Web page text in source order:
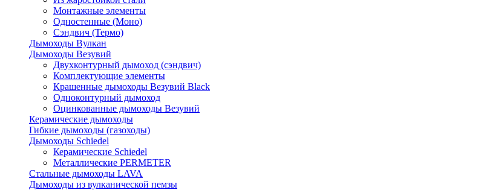
Монтажные элементы
Одностенные (Моно)
Сэндвич (Термо)
Дымоходы Вулкан
Дымоходы Везувий
Двухконтурный дымоход (сэндвич)
Комплектующие элементы
Крашенные дымоходы Везувий Black
Одноконтурный дымоход
Оцинкованные дымоходы Везувий
Керамические дымоходы
Гибкие дымоходы (газоходы)
Дымоходы Schiedel
Керамические Schiedel
Металлические PERMETER
Стальные дымоходы LAVA
Дымоходы из вулканической пемзы